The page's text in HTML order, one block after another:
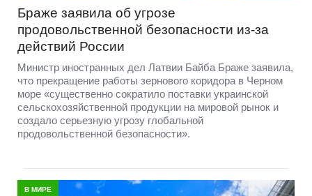
Браже заявила об угрозе
продовольственной безопасности из-за
действий России
Министр иностранных дел Латвии Байба Браже заявила,
что прекращение работы зернового коридора в Черном
море «существенно сократило поставки украинской
сельскохозяйственной продукции на мировой рынок и
создало серьезную угрозу глобальной
продовольственной безопасности».
В МИРЕ